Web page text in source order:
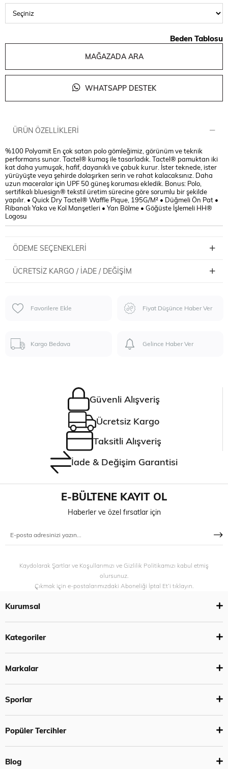
Beden Tablosu
MAĞAZADA ARA
WHATSAPP DESTEK
ÜRÜN ÖZELLIKLERI
%100 Polyamit En çok satan polo gömleğimiz, görünüm ve teknik
performans sunar. Tactel® kumaş ile tasarladık. Tactel® pamuktan iki
kat daha yumuşak, hafif, dayanıklı ve çabuk kurur. İster teknede, ister
yürüyüşte veya şehirde dolaşırken serin ve rahat kalacaksınız. Daha
uzun maceralar için UPF 50 güneş koruması ekledik. Bonus: Polo,
sertifikalı bluesign® tekstil üretim sürecine göre sorumlu bir şekilde
yapılır. • Quick Dry Tactel® Waffle Pique, 195G/M² • Düğmeli Ön Pat •
Ribanalı Yaka ve Kol Manşetleri • Yan Bölme • Göğüste İşlemeli HH®
Logosu
ÖDEME SEÇENEKLERI
ÜCRETSIZ KARGO / İADE / DEĞIŞIM
Favorilere Ekle Fiyat Düşünce Haber Ver
Kargo Bedava Gelince Haber Ver
Güvenli Alışveriş
Ücretsiz Kargo
Taksitli Alışveriş
İade & Değişim Garantisi
E-BÜLTENE KAYIT OL
Haberler ve özel fırsatlar için
Kaydolarak Şartlar ve Koşullarımızı ve Gizlilik Politikamızı kabul etmiş
olursunuz.
Çıkmak için e-postalarımızdaki Aboneliği İptal Et’i tıklayın.
Kurumsal
Kategoriler
Markalar
Sporlar
Popüler Tercihler
Blog